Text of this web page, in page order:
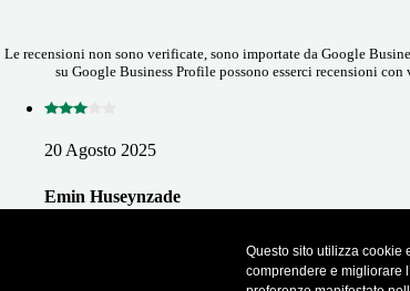
Questo sito utilizza cookie
comprendere e migliorare
Le recensioni non sono verificate, sono importate da Google
su Google Business Profile possono esserci recensioni
20 Agosto 2025
Emin Huseynzade
open but whole July and August period I have seen